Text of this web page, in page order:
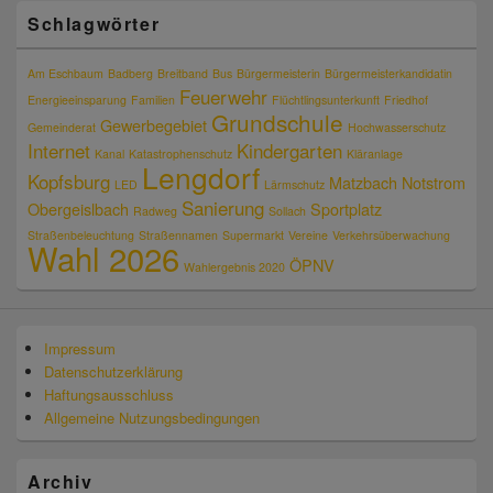
Schlagwörter
Am Eschbaum Badberg Breitband Bus Bürgermeisterin Bürgermeisterkandidatin
Energieeinsparung Familien Feuerwehr Flüchtlingsunterkunft Friedhof
Gemeinderat Gewerbegebiet Grundschule Hochwasserschutz
Internet Kanal Katastrophenschutz Kindergarten Kläranlage
Kopfsburg LED Lengdorf Lärmschutz Matzbach Notstrom
Obergeislbach Radweg Sanierung Sollach Sportplatz
Straßenbeleuchtung Straßennamen Supermarkt Vereine Verkehrsüberwachung
Wahl 2026 Wahlergebnis 2020 ÖPNV
Impressum
Datenschutzerklärung
Haftungsausschluss
Allgemeine Nutzungsbedingungen
Archiv